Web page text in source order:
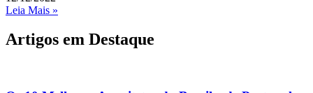
Leia Mais »
Artigos em Destaque